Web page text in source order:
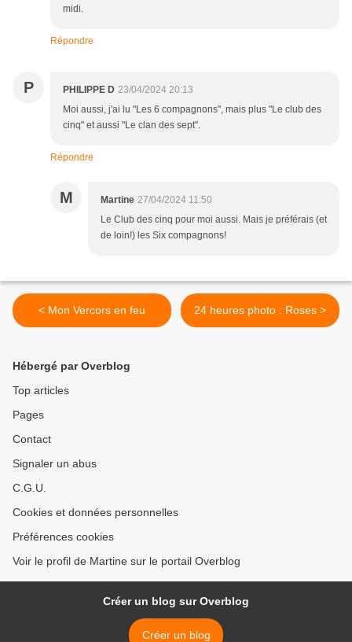
midi.
Répondre
P PHILIPPE D 23/04/2024 20:13
Moi aussi, j'ai lu "Les 6 compagnons", mais plus "Le club des
cinq" et aussi "Le clan des sept".
Répondre
M Martine 27/04/2024 11:50
Le Club des cinq pour moi aussi. Mais je préférais (et
de loin!) les Six compagnons!
< Mon Vercors en feu 24 heures photo : Roses >
Hébergé par Overblog
Top articles
Pages
Contact
Signaler un abus
C.G.U.
Cookies et données personnelles
Préférences cookies
Voir le profil de Martine sur le portail Overblog
Créer un blog sur Overblog
Créer un blog